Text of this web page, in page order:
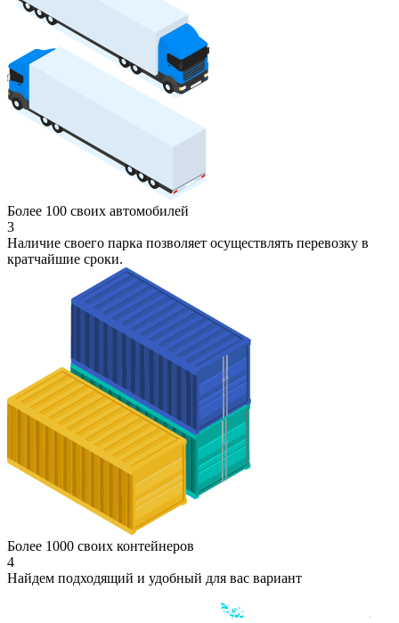
Более 100 своих автомобилей
3
Наличие своего парка позволяет осуществлять перевозку в
кратчайшие сроки.
Более 1000 своих контейнеров
4
Найдем подходящий и удобный для вас вариант